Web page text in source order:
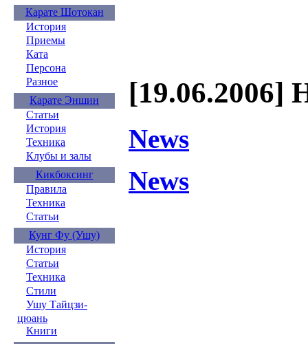
Карате Шотокан
История
Приемы
Ката
Персона
Разное
Карате Эншин
Статьи
История
Техника
Клубы и залы
Кикбоксинг
Правила
Техника
Статьи
Кунг Фу (Ушу)
История
Статьи
Техника
Стили
Ушу Тайцзи-
цюань
Книги
[19.06.2006]
News
News